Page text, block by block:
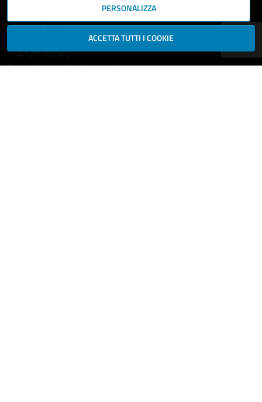
Comune di Ferrara
Piazza del Municipio, 2
- 44121 Ferrara
Codice fiscale: 00297110389
PERSONALIZZA
ACCETTA TUTTI I COOKIE